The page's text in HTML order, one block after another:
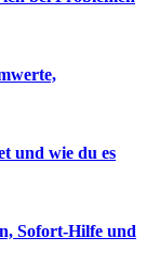
und wie du es
Sofort-Hilfe und